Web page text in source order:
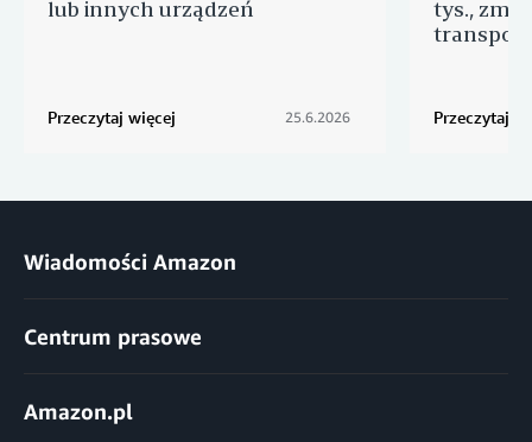
lub innych urządzeń
Przeczytaj więcej 25.6.2026
tys.,
Przeczytaj
Wiadomości Amazon
Centrum prasowe
Amazon.pl